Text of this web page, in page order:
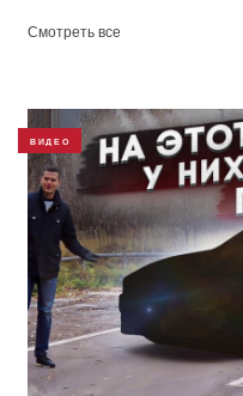
Смотреть все
ВИДЕО